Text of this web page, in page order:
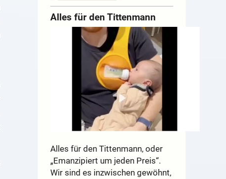
Alles für den Tittenmann
Alles für den Tittenmann, oder
„Emanzipiert um jeden Preis“.
Wir sind es inzwischen gewöhnt,